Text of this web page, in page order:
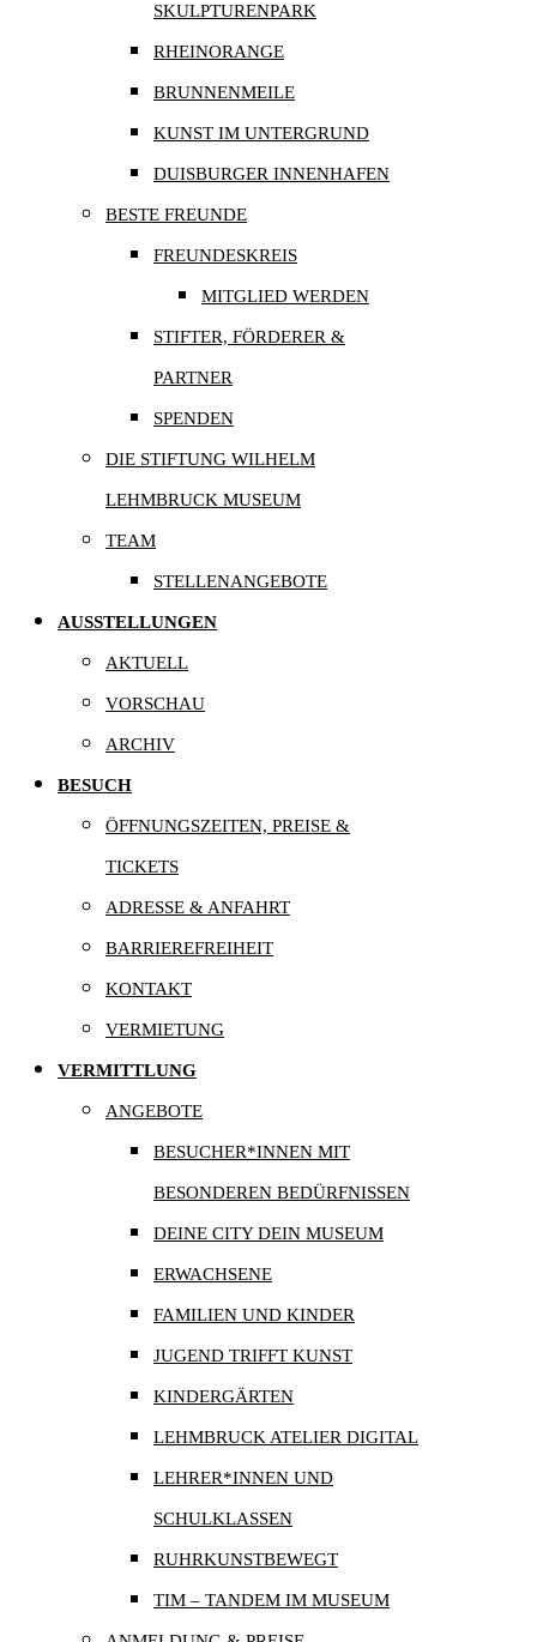
SKULPTURENPARK
RHEINORANGE
BRUNNENMEILE
KUNST IM UNTERGRUND
DUISBURGER INNENHAFEN
BESTE FREUNDE
FREUNDESKREIS
MITGLIED WERDEN
STIFTER, FÖRDERER &
PARTNER
SPENDEN
DIE STIFTUNG WILHELM
LEHMBRUCK MUSEUM
TEAM
STELLENANGEBOTE
AUSSTELLUNGEN
AKTUELL
VORSCHAU
ARCHIV
BESUCH
ÖFFNUNGSZEITEN, PREISE &
TICKETS
ADRESSE & ANFAHRT
BARRIEREFREIHEIT
KONTAKT
VERMIETUNG
VERMITTLUNG
ANGEBOTE
BESUCHER*INNEN MIT
BESONDEREN BEDÜRFNISSEN
DEINE CITY DEIN MUSEUM
ERWACHSENE
FAMILIEN UND KINDER
JUGEND TRIFFT KUNST
KINDERGÄRTEN
LEHMBRUCK ATELIER DIGITAL
LEHRER*INNEN UND
SCHULKLASSEN
RUHRKUNSTBEWEGT
TIM – TANDEM IM MUSEUM